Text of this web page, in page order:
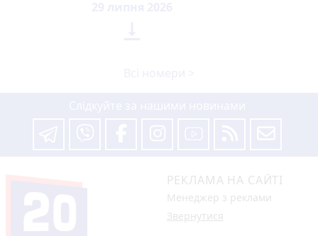
РЕКЛАМА НА САЙТІ
Менеджер з реклами
Звернутися